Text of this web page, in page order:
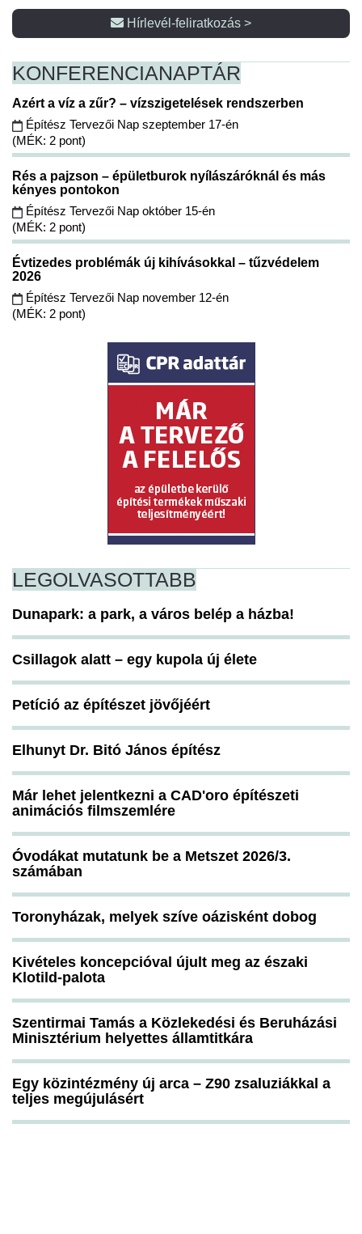
Hírlevél-feliratkozás >
KONFERENCIANAPTÁR
Azért a víz a zűr? – vízszigetelések rendszerben
Építész Tervezői Nap szeptember 17-én
(MÉK: 2 pont)
Rés a pajzson – épületburok nyílászáróknál és más
kényes pontokon
Építész Tervezői Nap október 15-én
(MÉK: 2 pont)
Évtizedes problémák új kihívásokkal – tűzvédelem
2026
Építész Tervezői Nap november 12-én
(MÉK: 2 pont)
LEGOLVASOTTABB
Dunapark: a park, a város belép a házba!
Csillagok alatt – egy kupola új élete
Petíció az építészet jövőjéért
Elhunyt Dr. Bitó János építész
Már lehet jelentkezni a CAD'oro építészeti
animációs filmszemlére
Óvodákat mutatunk be a Metszet 2026/3.
számában
Toronyházak, melyek szíve oázisként dobog
Kivételes koncepcióval újult meg az északi
Klotild-palota
Szentirmai Tamás a Közlekedési és Beruházási
Minisztérium helyettes államtitkára
Egy közintézmény új arca – Z90 zsaluziákkal a
teljes megújulásért